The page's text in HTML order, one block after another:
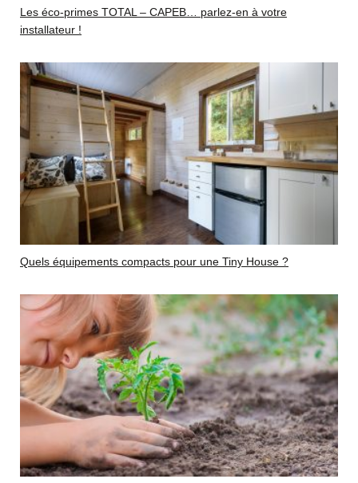
Les éco-primes TOTAL – CAPEB… parlez-en à votre
installateur !
Quels équipements compacts pour une Tiny House ?